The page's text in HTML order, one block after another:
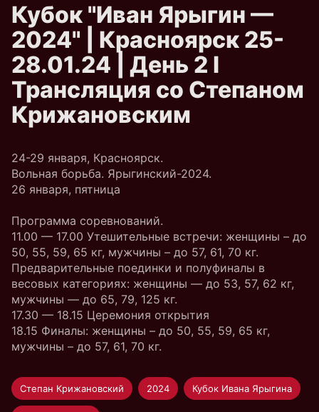
Кубок "Иван Ярыгин —
2024" | Красноярск 25-
28.01.24 | День 2 I
Трансляция со Степаном
Крижановским
24-29 января, Красноярск.
Вольная борьба. Ярыгинский-2024.
26 января, пятница
Программа соревнований.
11.00 — 17.00 Утешительные встречи: женщины – до
50, 55, 59, 65 кг, мужчины – до 57, 61, 70 кг.
Предварительные поединки и полуфиналы в
весовых категориях: женщины — до 53, 57, 62 кг,
мужчины — до 65, 79, 125 кг.
17.30 — 18.15 Церемония открытия
18.15 Финалы: женщины – до 50, 55, 59, 65 кг,
мужчины – до 57, 61, 70 кг.
Степан Крижановский 2024 Кубок Ивана Ярыгина